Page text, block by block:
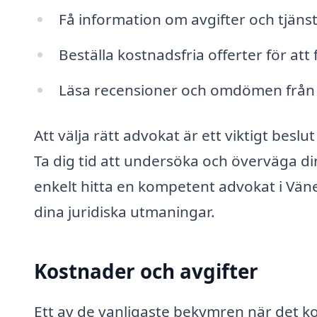
Få information om avgifter och
Beställa kostnadsfria offerter för att
Läsa recensioner och omdömen
Att välja rätt advokat är ett viktigt
Ta dig tid att undersöka och överväga
enkelt hitta en kompetent advokat i
dina juridiska utmaningar.
Kostnader och avgifter
Ett av de vanligaste bekymren när det